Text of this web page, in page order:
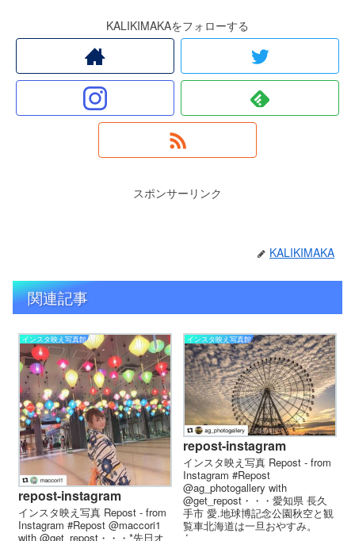
KALIKIMAKAをフォローする
スポンサーリンク
KALIKIMAKA
関連記事
インスタ映え写真館
repost-instagram
インスタ映え写真 Repost - from
Instagram #Repost @maccori1
with @get_repost・・・*先日オ
インスタ映え写真館
repost-instagram
インスタ映え写真 Repost - from
Instagram #Repost
@ag_photogallery with
@get_repost・・・愛知県 長久
手市 愛.地球博記念公園︎秋空と観
覧車北海道は一旦おやすみ。
久々...